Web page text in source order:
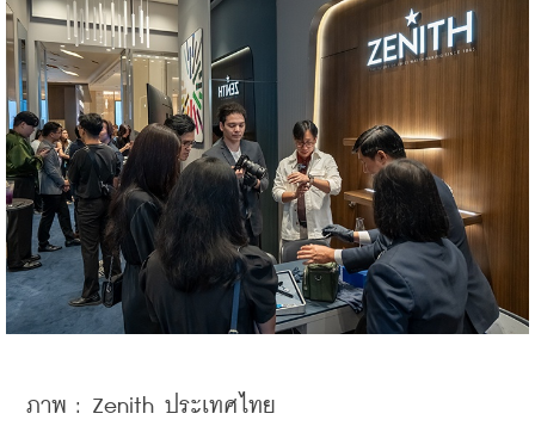
ภาพ : Zenith ประเทศไทย